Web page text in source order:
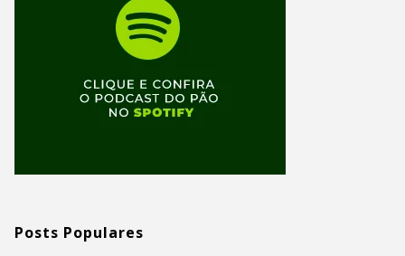
Posts Populares